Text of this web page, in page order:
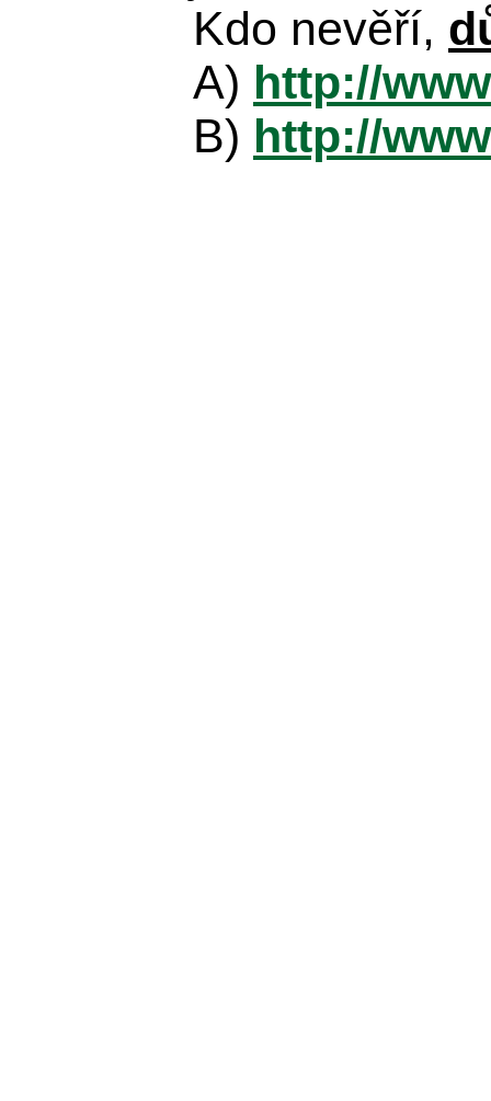
Kdo nevěří,
A) http://
B) http://